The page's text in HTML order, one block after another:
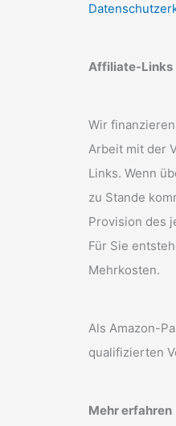
Affiliate-Links
Wir
Arbeit mit der
Links. Wenn
zu Stande
Provision des
Für Sie
Mehrkosten.
Als Amazon-
qualifizierten
Mehr erfahren